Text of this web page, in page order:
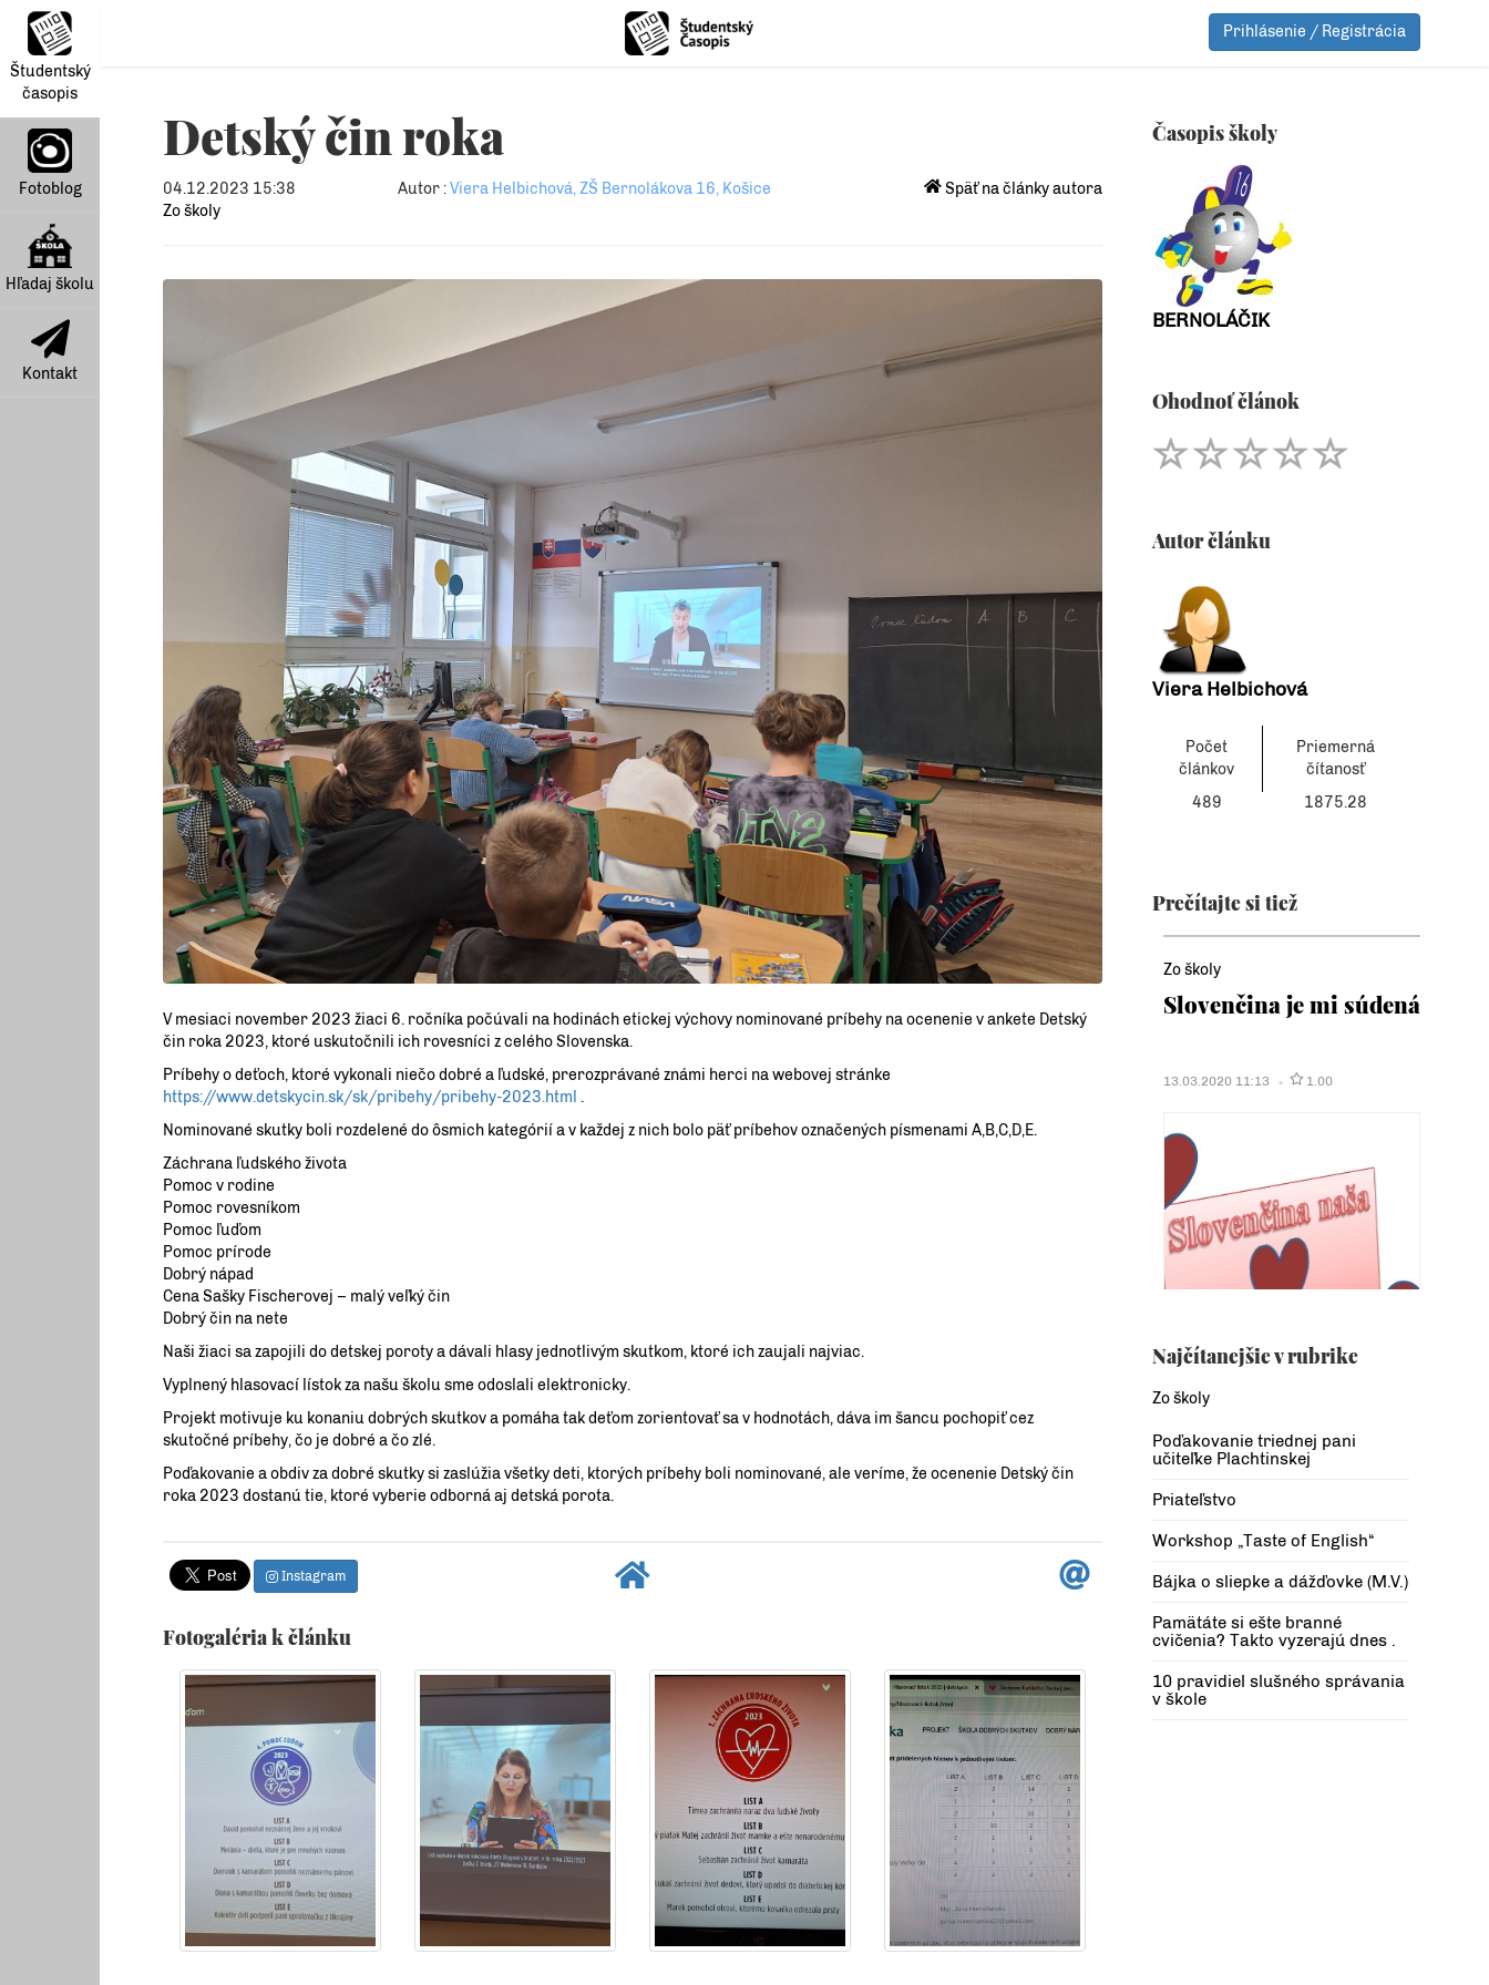
Študentský
časopis
Fotoblog
Hľadaj školu
Kontakt
Prihlásenie / Registrácia
Detský čin roka
04.12.2023 15:38
Zo školy
Autor :Viera Helbichová, ZŠ Bernolákova 16, Košice Späť na články autora
V mesiaci november 2023 žiaci 6. ročníka počúvali na hodinách etickej výchovy nominované príbehy na ocenenie v ankete Detský
čin roka 2023, ktoré uskutočnili ich rovesníci z celého Slovenska.
Príbehy o deťoch, ktoré vykonali niečo dobré a ľudské, prerozprávané známi herci na webovej stránke
https://www.detskycin.sk/sk/pribehy/pribehy-2023.html .
Nominované skutky boli rozdelené do ôsmich kategórií a v každej z nich bolo päť príbehov označených písmenami A,B,C,D,E.
Záchrana ľudského života
Pomoc v rodine
Pomoc rovesníkom
Pomoc ľuďom
Pomoc prírode
Dobrý nápad
Cena Sašky Fischerovej – malý veľký čin
Dobrý čin na nete
Naši žiaci sa zapojili do detskej poroty a dávali hlasy jednotlivým skutkom, ktoré ich zaujali najviac.
Vyplnený hlasovací lístok za našu školu sme odoslali elektronicky.
Projekt motivuje ku konaniu dobrých skutkov a pomáha tak deťom zorientovať sa v hodnotách, dáva im šancu pochopiť cez
skutočné príbehy, čo je dobré a čo zlé.
Poďakovanie a obdiv za dobré skutky si zaslúžia všetky deti, ktorých príbehy boli nominované, ale veríme, že ocenenie Detský čin
roka 2023 dostanú tie, ktoré vyberie odborná aj detská porota.
Instagram
Fotogaléria k článku
Časopis školy
BERNOLÁČIK
Ohodnoť článok
Autor článku
Viera Helbichová
Počet
článkov
Priemerná
čítanosť
489
1875.28
Prečítajte si tiež
Zo školy
Slovenčina je mi súdená
13.03.2020 11:13 1.00
Najčítanejšie v rubrike
Zo školy
Poďakovanie triednej pani
učiteľke Plachtinskej
Priateľstvo
Workshop „Taste of English“
Bájka o sliepke a dážďovke (M.V.)
Pamätáte si ešte branné
cvičenia? Takto vyzerajú dnes .
10 pravidiel slušného správania
v škole